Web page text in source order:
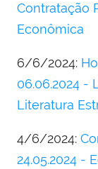
Contratação
Econômica
6/6/2024:
06.06.2024 -
Literatura
4/6/2024:
24.05.2024 -